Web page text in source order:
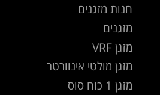
חנות מזגנים
מזגנים
מזגן VRF
מזגן מולטי אינוורטר
מזגן 1 כוח סוס